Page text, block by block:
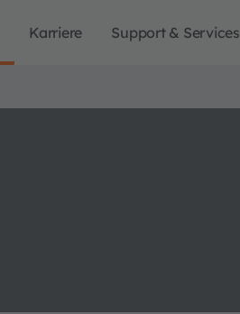
Karriere Support & Services